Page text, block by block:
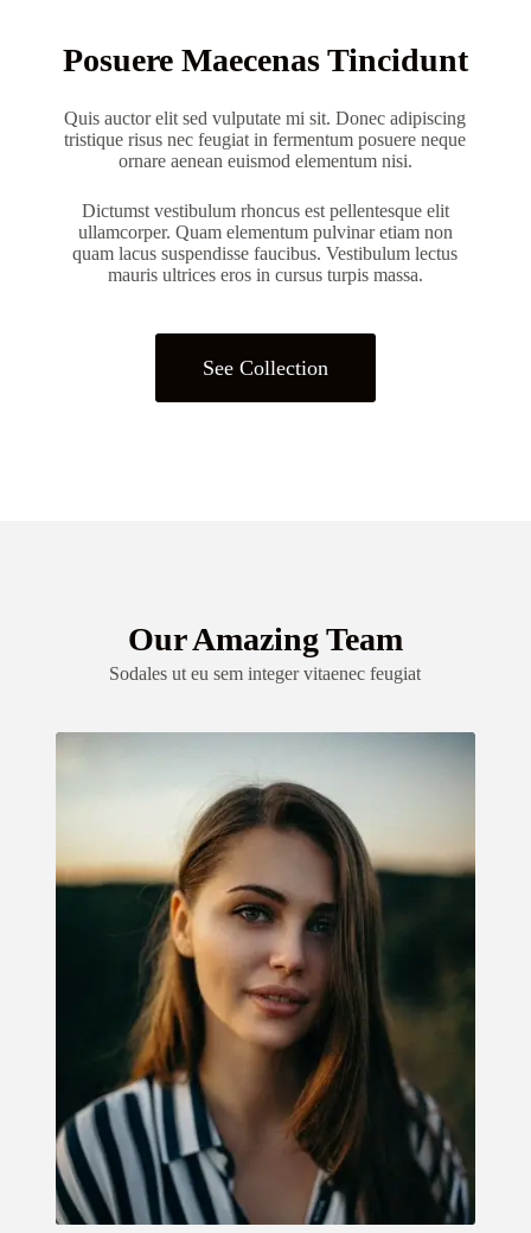
Posuere Maecenas Tincidunt
Quis auctor elit sed vulputate mi sit. Donec adipiscing
tristique risus nec feugiat in fermentum posuere neque
ornare aenean euismod elementum nisi.
Dictumst vestibulum rhoncus est pellentesque elit
ullamcorper. Quam elementum pulvinar etiam non
quam lacus suspendisse faucibus. Vestibulum lectus
mauris ultrices eros in cursus turpis massa.
See Collection
Our Amazing Team
Sodales ut eu sem integer vitaenec feugiat